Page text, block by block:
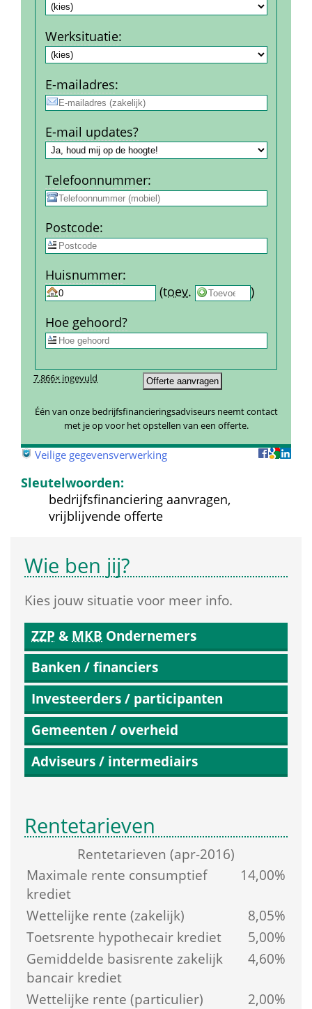
7.866× ingevuld
Één van onze bedrijfsfinancieringsadviseurs neemt contact
met je op voor het opstellen van een offerte.
Werksituatie:
E-mail­adres:
E-mail updates?
Telefoon­nummer:
Post­code:
Huis­nummer:
(toev.
)
Hoe gehoord?
Veilige gegevensverwerking
Sleutelwoorden:
bedrijfsfinanciering aanvragen,
vrijblijvende offerte
Wie ben jij?
Kies jouw situatie voor meer info.
ZZP & MKB Ondernemers
Banken / financiers
Investeerders / participanten
Gemeenten / overheid
Adviseurs / intermediairs
Rentetarieven
Rente­tarieven (apr-2016)
Maximale rente consumptief
krediet
14,00%
Wettelijke rente (zakelijk)
8,05%
Toetsrente hypothecair krediet
5,00%
Gemiddelde basis­rente zakelijk
bancair krediet
4,60%
Wettelijke rente (particulier)
2,00%